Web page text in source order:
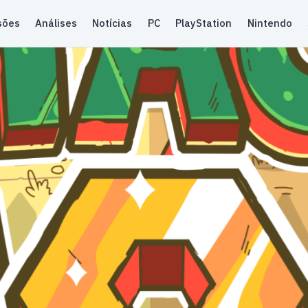
Análises Notícias PC PlayStation Nintendo